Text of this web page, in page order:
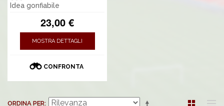
Idea gonfiabile
23,00 €
MOSTRA DETTAGLI
CONFRONTA
ORDINA PER